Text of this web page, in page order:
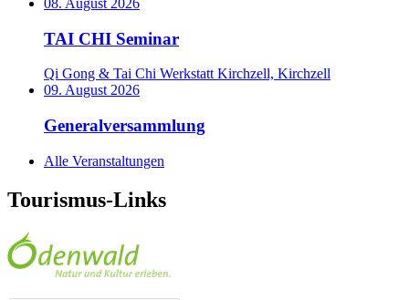
08. August 2026
TAI CHI Seminar
Qi Gong & Tai Chi Werkstatt Kirchzell, Kirchzell
09. August 2026
Generalversammlung
Alle Veranstaltungen
Tourismus-Links